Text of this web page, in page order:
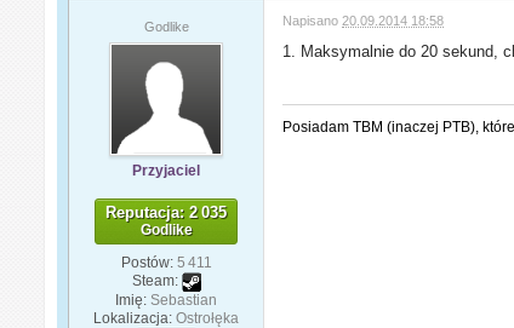
Godlike
Przyjaciel
Reputacja: 2 035
Godlike
Postów: 5 411
Steam:
Imię: Sebastian
Lokalizacja: Ostrołęka
Napisano 20.09.2014 18:58
1. Maksymalnie do 20 sekund,
Posiadam TBM (inaczej PTB),